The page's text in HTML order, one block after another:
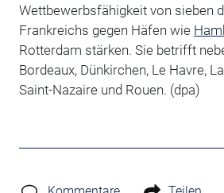
Wettbewerbsfähigkeit von sieben
Frankreichs gegen Häfen wie
Rotterdam stärken. Sie betrifft
Bordeaux, Dünkirchen, Le Havre,
Saint-Nazaire und Rouen. (dpa)